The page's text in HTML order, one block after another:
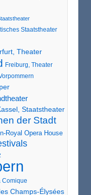
Staatstheater
Theater
Freiburg, Theater
Staatstheater
der Stadt
Royal Opera House
Comique
Champs-Élysées